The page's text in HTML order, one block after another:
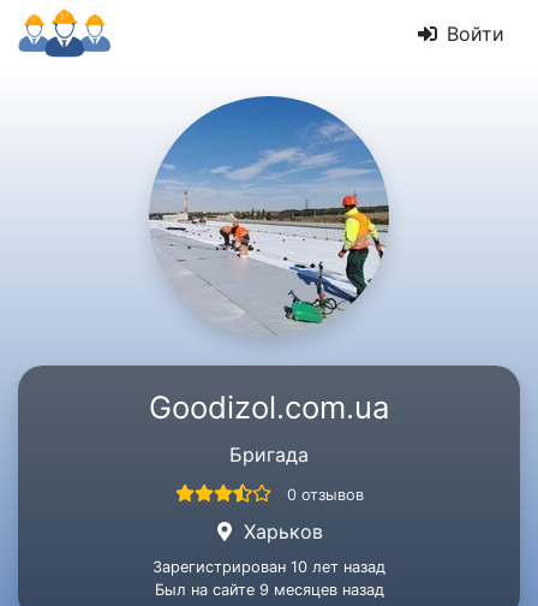
Войти
Goodizol.com.ua
Бригада
0 отзывов
Харьков
Зарегистрирован 10 лет назад
Был на сайте 9 месяцев назад